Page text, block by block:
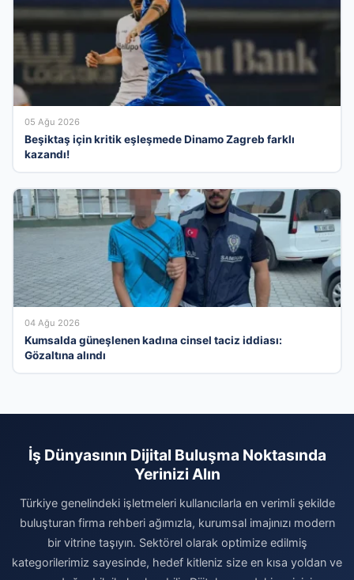
05 Ağu 2026
Beşiktaş için kritik eşleşmede Dinamo Zagreb farklı
kazandı!
04 Ağu 2026
Kumsalda güneşlenen kadına cinsel taciz iddiası:
Gözaltına alındı
İş Dünyasının Dijital Buluşma Noktasında
Yerinizi Alın
Türkiye genelindeki işletmeleri kullanıcılarla en verimli şekilde
buluşturan firma rehberi ağımızla, kurumsal imajınızı modern
bir vitrine taşıyın. Sektörel olarak optimize edilmiş
kategorilerimiz sayesinde, hedef kitleniz size en kısa yoldan ve